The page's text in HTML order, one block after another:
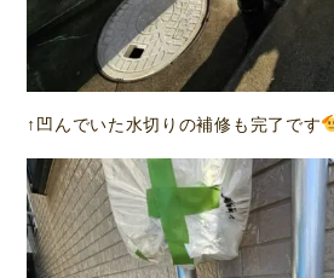
↑凹んでいた水切りの補修も完了です